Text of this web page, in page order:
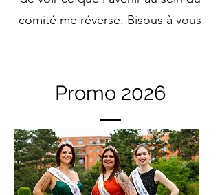
comité me réverse. Bisous à vous
Promo 2026